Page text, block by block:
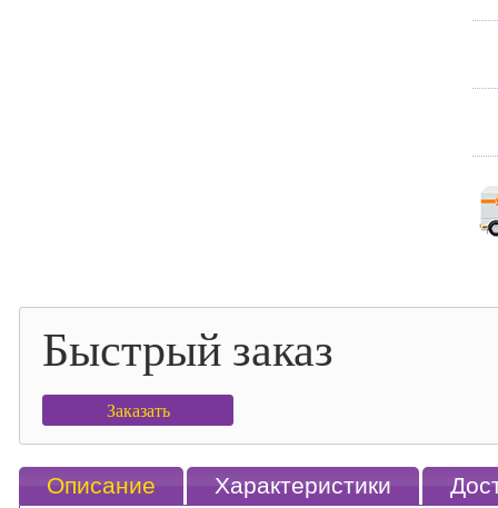
Быстрый заказ
Заказать
Описание Характеристики